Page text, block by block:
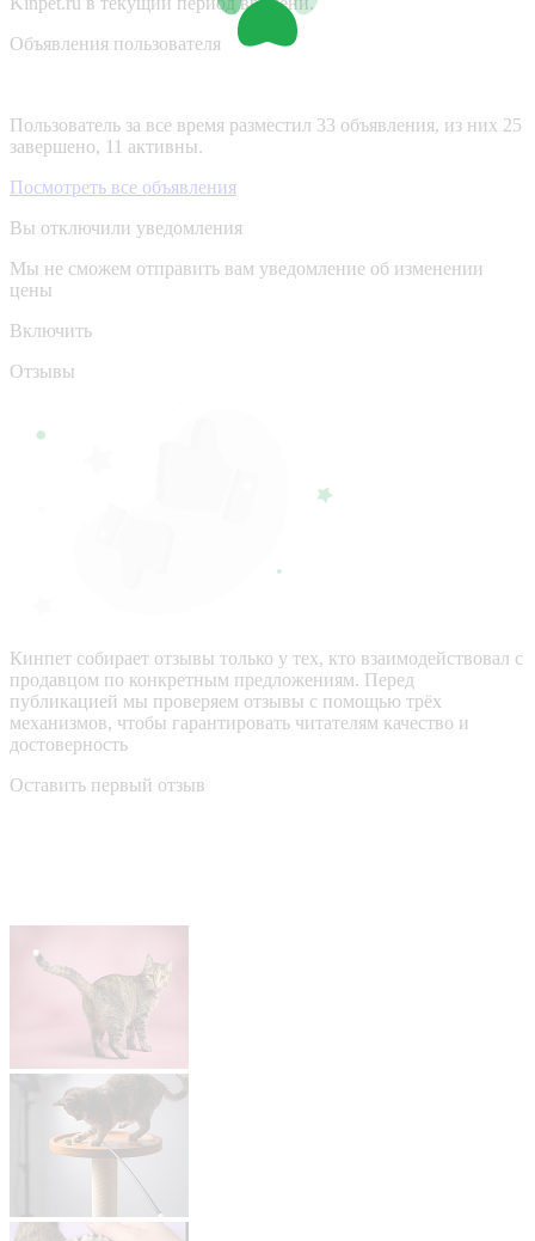
Объявления пользователя
Пользователь за все время разместил 33 объявления, из них 25
завершено, 11 активны.
Посмотреть все объявления
Вы отключили уведомления
Мы не сможем отправить вам уведомление об изменении
цены
Включить
Отзывы
Кинпет собирает отзывы только у тех, кто взаимодействовал с
продавцом по конкретным предложениям. Перед
публикацией мы проверяем отзывы с помощью трёх
механизмов, чтобы гарантировать читателям качество и
достоверность
Оставить первый отзыв